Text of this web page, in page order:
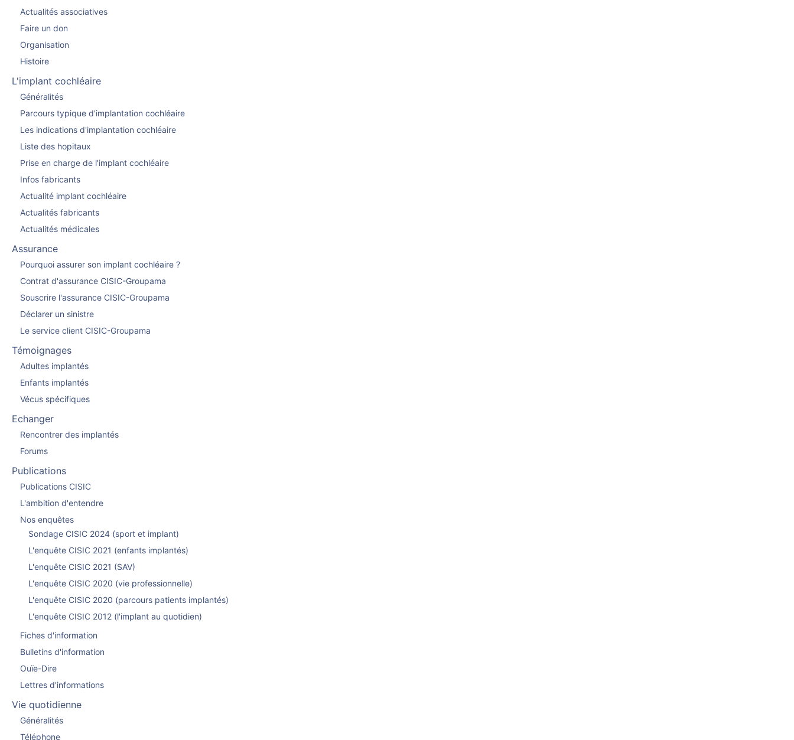
Actualités associatives
Faire un don
Organisation
Histoire
L'implant cochléaire
Généralités
Parcours typique d'implantation cochléaire
Les indications d'implantation cochléaire
Liste des hopitaux
Prise en charge de l'implant cochléaire
Infos fabricants
Actualité implant cochléaire
Actualités fabricants
Actualités médicales
Assurance
Pourquoi assurer son implant cochléaire ?
Contrat d'assurance CISIC-Groupama
Souscrire l'assurance CISIC-Groupama
Déclarer un sinistre
Le service client CISIC-Groupama
Témoignages
Adultes implantés
Enfants implantés
Vécus spécifiques
Echanger
Rencontrer des implantés
Forums
Publications
Publications CISIC
L'ambition d'entendre
Nos enquêtes
Sondage CISIC 2024 (sport et implant)
L'enquête CISIC 2021 (enfants implantés)
L'enquête CISIC 2021 (SAV)
L'enquête CISIC 2020 (vie professionnelle)
L'enquête CISIC 2020 (parcours patients implantés)
L'enquête CISIC 2012 (l'implant au quotidien)
Fiches d'information
Bulletins d'information
Ouïe-Dire
Lettres d'informations
Vie quotidienne
Généralités
Téléphone